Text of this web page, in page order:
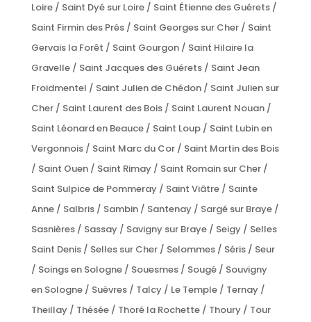
Loire / Saint Dyé sur Loire / Saint Étienne des Guérets /
Saint Firmin des Prés / Saint Georges sur Cher / Saint
Gervais la Forêt / Saint Gourgon / Saint Hilaire la
Gravelle / Saint Jacques des Guérets / Saint Jean
Froidmentel / Saint Julien de Chédon / Saint Julien sur
Cher / Saint Laurent des Bois / Saint Laurent Nouan /
Saint Léonard en Beauce / Saint Loup / Saint Lubin en
Vergonnois / Saint Marc du Cor / Saint Martin des Bois
/ Saint Ouen / Saint Rimay / Saint Romain sur Cher /
Saint Sulpice de Pommeray / Saint Viâtre / Sainte
Anne / Salbris / Sambin / Santenay / Sargé sur Braye /
Sasnières / Sassay / Savigny sur Braye / Seigy / Selles
Saint Denis / Selles sur Cher / Selommes / Séris / Seur
/ Soings en Sologne / Souesmes / Sougé / Souvigny
en Sologne / Suèvres / Talcy / Le Temple / Ternay /
Theillay / Thésée / Thoré la Rochette / Thoury / Tour